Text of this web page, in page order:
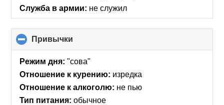
Служба в армии: не служил
Привычки
to
collapse
Режим дня: "сова"
Отношение к курению: изредка
Отношение к алкоголю: не пью
Тип питания: обычное